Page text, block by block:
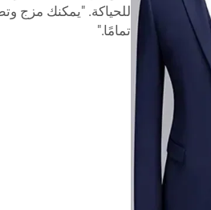
للحياكة. "يمكنك مزج
تمامًا."